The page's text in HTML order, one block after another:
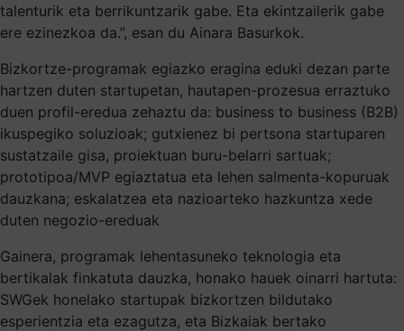
talenturik eta berrikuntzarik gabe. Eta ekintzailerik gabe
ere ezinezkoa da.”, esan du Ainara Basurkok.
Bizkortze-programak egiazko eragina eduki dezan parte
hartzen duten startupetan, hautapen-prozesua erraztuko
duen profil-eredua zehaztu da: business to business (B2B)
ikuspegiko soluzioak; gutxienez bi pertsona startuparen
sustatzaile gisa, proiektuan buru-belarri sartuak;
prototipoa/MVP egiaztatua eta lehen salmenta-kopuruak
dauzkana; eskalatzea eta nazioarteko hazkuntza xede
duten negozio-ereduak
Gainera, programak lehentasuneko teknologia eta
bertikalak finkatuta dauzka, honako hauek oinarri hartuta:
SWGek honelako startupak bizkortzen bildutako
esperientzia eta ezagutza, eta Bizkaiak bertako